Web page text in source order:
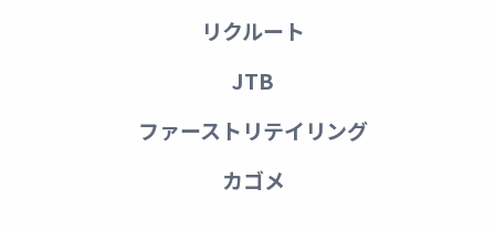
リクルート
JTB
ファーストリテイリング
カゴメ